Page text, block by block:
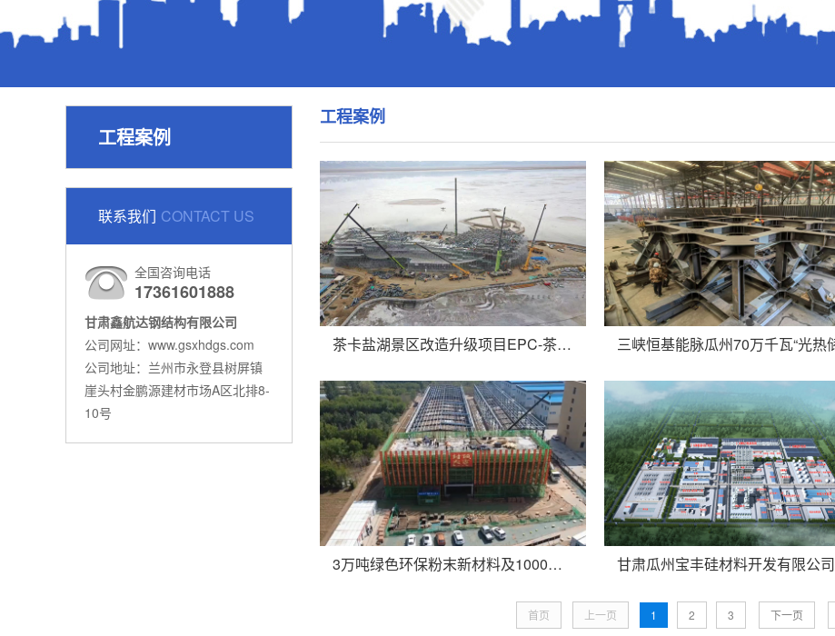
工程案例
联系我们 CONTACT US
全国咨询电话
17361601888
甘肃鑫航达钢结构有限公司
公司网址：www.gsxhdgs.com
公司地址：兰州市永登县树屏镇
崖头村金鹏源建材市场A区北排8-
10号
工程案例
茶卡盐湖景区改造升级项目EPC-茶卡风站主题区
3万吨绿色环保粉末新材料及1000万米热转印纸项目
首页 上一页 1 2 3 下一页